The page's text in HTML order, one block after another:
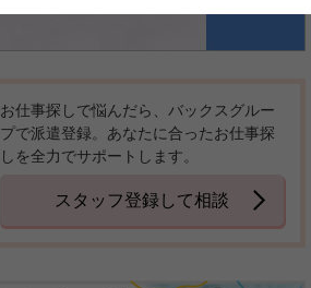
お仕事探しで悩んだら、バックスグルー
プで派遣登録。あなたに合ったお仕事探
しを全力でサポートします。
スタッフ登録して相談